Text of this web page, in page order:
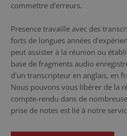
commettre d'erreurs.
Presence travaille avec des
forts de longues années
peut assister à la réunion ou
base de fragments audio
d'un transcripteur en anglais, en
Nous pouvons vous libérer de la
compte-rendu dans de
prise de notes est lié à notre